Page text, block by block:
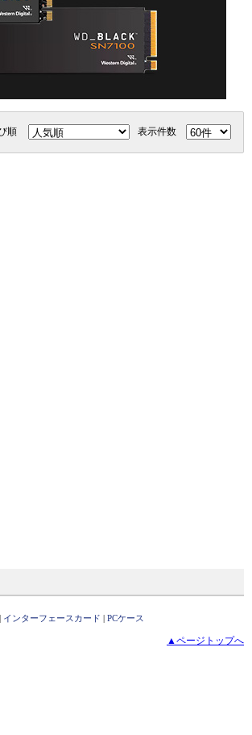
順 表示件数
| インターフェースカード | PCケース
▲ページトップへ